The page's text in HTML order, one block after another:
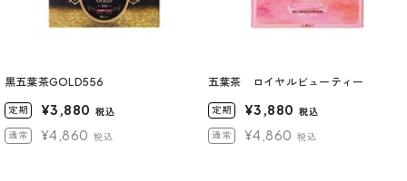
黒五葉茶GOLD556
定期 ¥3,880 税込
通常 ¥4,860 税込
五葉茶 ロイヤルビューティー
定期 ¥3,880 税込
通常 ¥4,860 税込